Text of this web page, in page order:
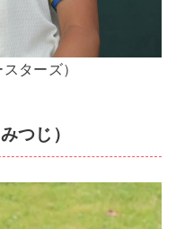
ターズ）
つじ）